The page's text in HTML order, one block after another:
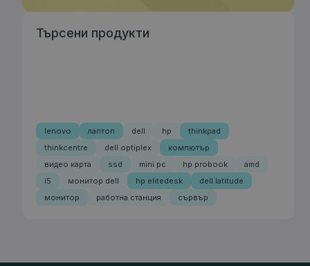
Търсени продукти
lenovo лаптоп dell hp
thinkpad
thinkcentre
dell optiplex
компютър
видео карта
ssd mini pc hp probook
amd
i5
монитор dell hp elitedesk
dell latitude
монитор
работна станция сървър